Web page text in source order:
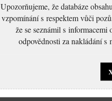
Upozorňujeme, že databáze
vzpomínání s respektem vůči
že se seznámil s
odpovědnosti za nakládání